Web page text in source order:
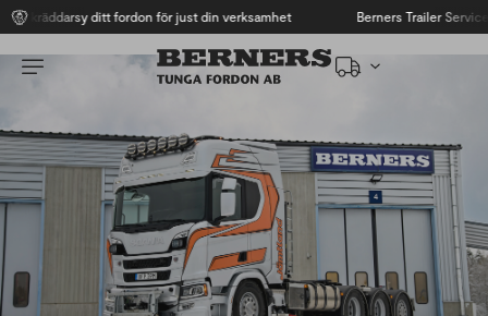
Skräddarsy ditt fordon för just din verksamhet Berners Trailer Service